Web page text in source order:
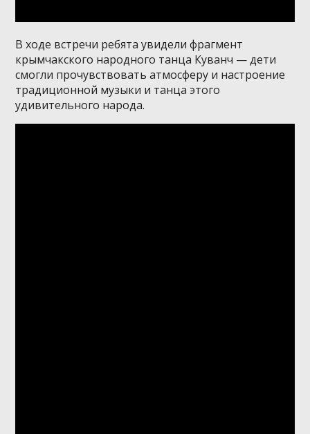
В ходе встречи ребята увидели фрагмент
крымчакского народного танца Куванч — дети
смогли прочувствовать атмосферу и настроение
традиционной музыки и танца этого
удивительного народа.